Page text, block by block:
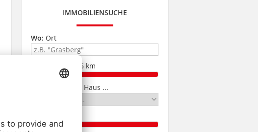
IMMOBILIENSUCHE
Wo: Ort
15 km
Wohnung, Haus ...